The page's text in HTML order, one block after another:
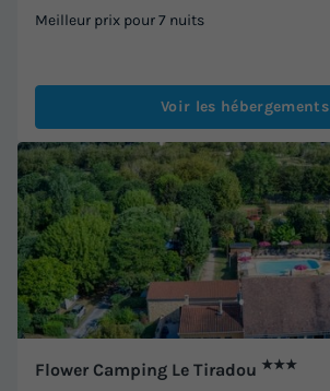
Meilleur prix pour 7 nuits
Voir les hébergements
Flower Camping Le Tiradou ★★★